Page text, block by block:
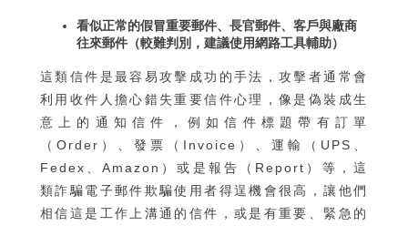
看似正常的假冒重要郵件、長官郵件、客戶與廠商
往來郵件（較難判別，建議使用網路工具輔助）
這類信件是最容易攻擊成功的手法，攻擊者通常會
利用收件人擔心錯失重要信件心理，像是偽裝成生
意上的通知信件，例如信件標題帶有訂單
（Order）、發票（Invoice）、運輸（UPS、
Fedex、Amazon）或是報告（Report）等，這
類詐騙電子郵件欺騙使用者得逞機會很高，讓他們
相信這是工作上溝通的信件，或是有重要、緊急的